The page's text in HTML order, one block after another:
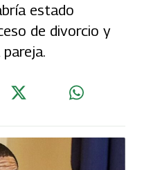
estado
de divorcio y